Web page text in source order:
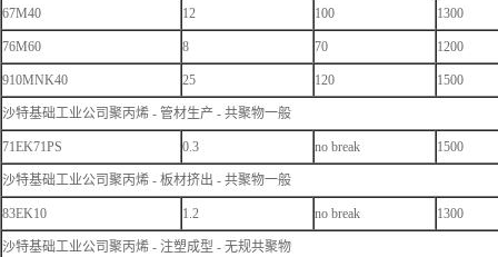
67M40 12 100 1300
76M60 8 70 1200
910MNK40 25 120 1500
沙特基础工业公司聚丙烯 - 管材生产 - 共聚物一般
71EK71PS 0.3 no break 1500
沙特基础工业公司聚丙烯 - 板材挤出 - 共聚物一般
83EK10 1.2 no break 1300
沙特基础工业公司聚丙烯 - 注塑成型 - 无规共聚物